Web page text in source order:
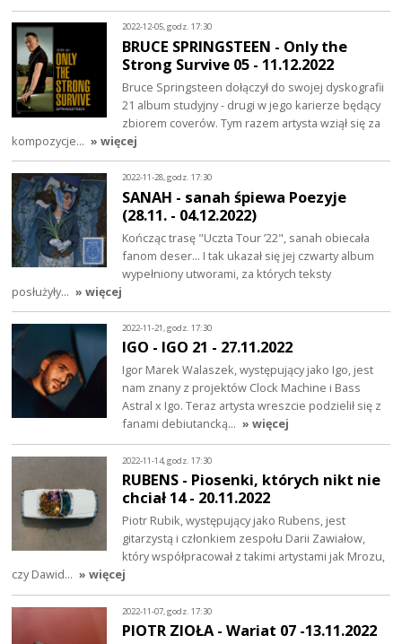
2022-12-05, godz. 17:30
BRUCE SPRINGSTEEN - Only the
Strong Survive 05 - 11.12.2022
Bruce Springsteen dołączył do swojej dyskografii
21 album studyjny - drugi w jego karierze będący
zbiorem coverów. Tym razem artysta wziął się za
kompozycje… » więcej
2022-11-28, godz. 17:30
SANAH - sanah śpiewa Poezyje
(28.11. - 04.12.2022)
Kończąc trasę "Uczta Tour ’22", sanah obiecała
fanom deser... I tak ukazał się jej czwarty album
wypełniony utworami, za których teksty
posłużyły… » więcej
2022-11-21, godz. 17:30
IGO - IGO 21 - 27.11.2022
Igor Marek Walaszek, występujący jako Igo, jest
nam znany z projektów Clock Machine i Bass
Astral x Igo. Teraz artysta wreszcie podzielił się z
fanami debiutancką… » więcej
2022-11-14, godz. 17:30
RUBENS - Piosenki, których nikt nie
chciał 14 - 20.11.2022
Piotr Rubik, występujący jako Rubens, jest
gitarzystą i członkiem zespołu Darii Zawiałow,
który współpracował z takimi artystami jak Mrozu,
czy Dawid… » więcej
2022-11-07, godz. 17:30
PIOTR ZIOŁA - Wariat 07 -13.11.2022